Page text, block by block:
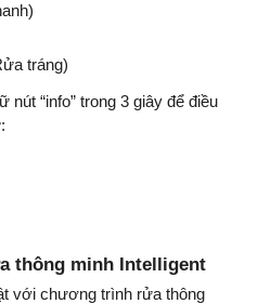
tráng)
nút “info” trong 3 giây để điều
thông minh Intelligent
với chương trình rửa thông